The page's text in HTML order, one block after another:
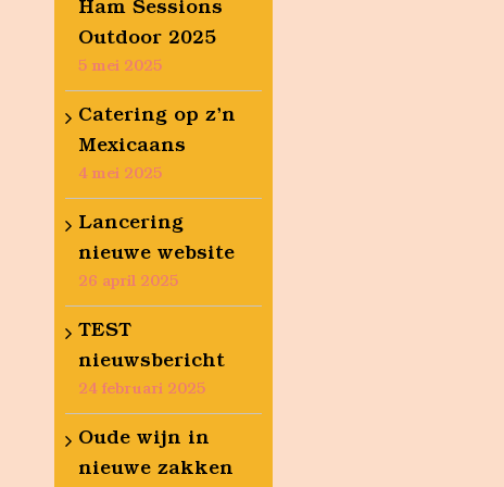
Ham Sessions
Outdoor 2025
5 mei 2025
Catering op z’n
Mexicaans
4 mei 2025
Lancering
nieuwe website
26 april 2025
TEST
nieuwsbericht
24 februari 2025
Oude wijn in
nieuwe zakken